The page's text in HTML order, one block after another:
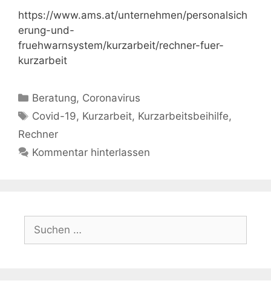
https://www.ams.at/unternehmen/personalsich
erung-und-
fruehwarnsystem/kurzarbeit/rechner-fuer-
kurzarbeit
Kategorien
Beratung, Coronavirus
Schlagwörter
Covid-19, Kurzarbeit, Kurzarbeitsbeihilfe,
Rechner
Kommentar hinterlassen
nach: